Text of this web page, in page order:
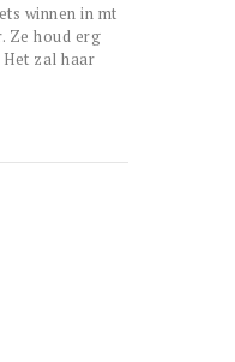
winnen in mt
Ze houd erg
zal haar